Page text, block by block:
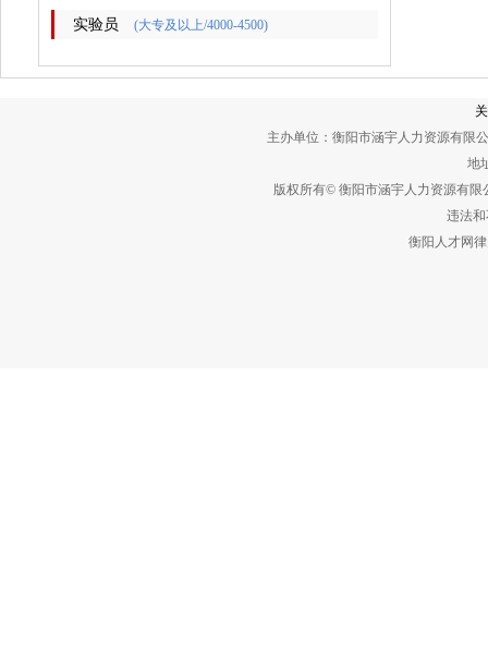
实验员 (大专及以上/4000-4500)
主办单位：衡阳市涵宇人力资源有限
地
版权所有© 衡阳市涵宇人力资源有
违法和
衡阳人才网